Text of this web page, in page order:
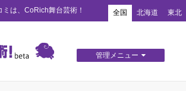
は、CoRich舞台芸術！ 全国 北海道 東北
管理メニュー